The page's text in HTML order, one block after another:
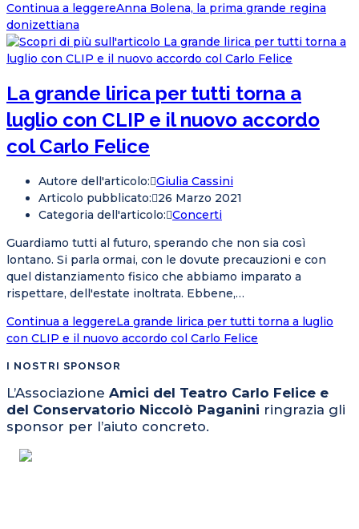
Continua a leggereAnna Bolena, la prima grande regina
donizettiana
La grande lirica per tutti torna a
luglio con CLIP e il nuovo accordo
col Carlo Felice
Autore dell'articolo: Giulia Cassini
Articolo pubblicato: 26 Marzo 2021
Categoria dell'articolo: Concerti
Guardiamo tutti al futuro, sperando che non sia così
lontano. Si parla ormai, con le dovute precauzioni e con
quel distanziamento fisico che abbiamo imparato a
rispettare, dell'estate inoltrata. Ebbene,…
Continua a leggereLa grande lirica per tutti torna a luglio
con CLIP e il nuovo accordo col Carlo Felice
I NOSTRI SPONSOR
L’Associazione Amici del Teatro Carlo Felice e
del Conservatorio Niccolò Paganini ringrazia gli
sponsor per l’aiuto concreto.